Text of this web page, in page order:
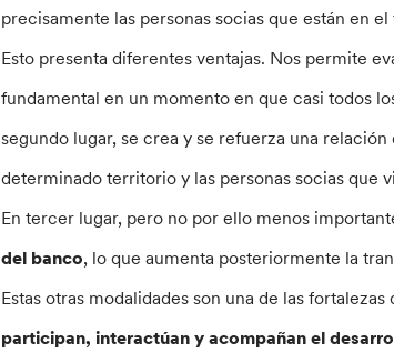
precisamente las personas socias que están en
Esto presenta diferentes ventajas. Nos permite
fundamental en un momento en que casi todos
segundo lugar, se crea y se refuerza una
determinado territorio y las personas socias que
En tercer lugar, pero no por ello menos
del banco, lo que aumenta posteriormente la
Estas otras modalidades son una de las
participan, interactúan y acompañan el